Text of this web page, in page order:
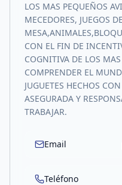
LOS MAS PEQUEÑOS
MECEDORES, JUEGOS
CON EL FIN DE
COGNITIVA DE LOS
COMPRENDER EL
JUGUETES HECHOS
ASEGURADA Y
TRABAJAR.
Email
Teléfono